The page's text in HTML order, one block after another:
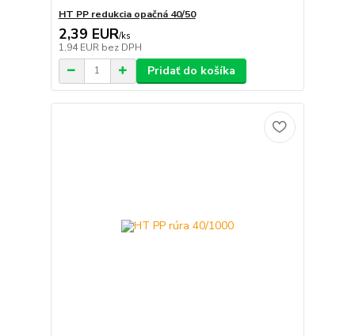
HT PP redukcia opačná 40/50
2,39 EUR/ks
1,94 EUR bez DPH
Pridať do košíka